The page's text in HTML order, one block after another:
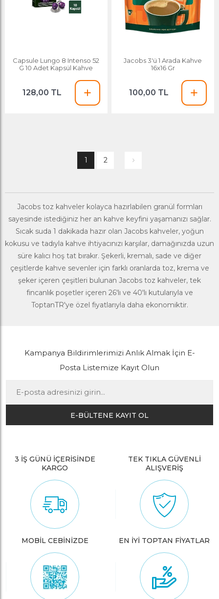
Capsule Lungo 8 Intenso 52
G 10 Adet Kapsül Kahve
128,00 TL
Jacobs 3'ü 1 Arada Kahve
16x16 Gr
100,00 TL
1 2
Jacobs toz kahveler kolayca hazırlabilen granül formları
sayesinde istediğiniz her an kahve keyfini yaşamanızı sağlar.
Sıcak suda 1 dakikada hazır olan Jacobs kahveler, yoğun
kokusu ve tadıyla kahve ihtiyacınızı karşılar, damağınızda uzun
süre kalıcı hoş tat bırakır. Şekerli, kremalı, sade ve diğer
çeşitlerde kahve sevenler için farklı oranlarda toz, krema ve
şeker içeren çeşitleri bulunan Jacobs toz kahveler, tek
fincanlık poşetler içeren 26'lı ve 40'lı kutularıyla ve
ToptanTR'ye özel fiyatlarıyla daha ekonomiktir.
Kampanya Bildirimlerimizi Anlık Almak İçin E-
Posta Listemize Kayıt Olun
E-BÜLTENE KAYIT OL
3 İŞ GÜNÜ İÇERİSİNDE
KARGO
TEK TIKLA GÜVENLİ
ALIŞVERİŞ
MOBİL CEBİNİZDE EN İYİ TOPTAN FİYATLAR